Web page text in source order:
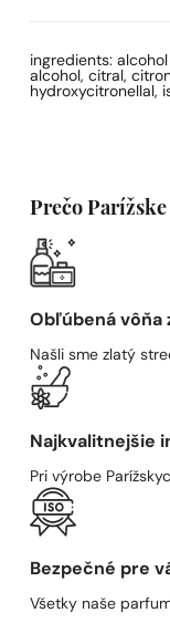
ingredients:
alcohol, citral,
hydroxycitronellal,
Prečo
Obľúbená vôňa
Našli sme zlatý
Najkvalitnejšie
Pri výrobe
Bezpečné pre
Všetky naše